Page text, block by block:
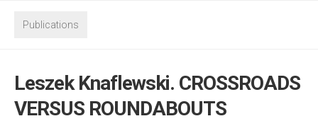
Publications
Leszek Knaflewski. CROSSROADS
VERSUS ROUNDABOUTS